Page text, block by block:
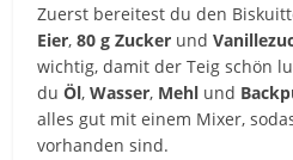
Zuerst bereitest du den
Eier,80 g Zucker und
wichtig, damit der Teig schön
duÖl,Wasser, Mehl und
alles gut mit einem Mixer,
vorhanden sind.